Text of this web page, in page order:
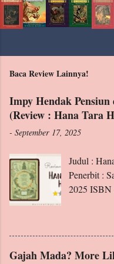
e
n
t
Baca Review Lainnya!
Impy Hendak
(Review : Hana Tara
- September 17, 2025
Judul :
Penerbit :
2025 ISBN
Hana,
seorang ibu
Gajah Mada? More